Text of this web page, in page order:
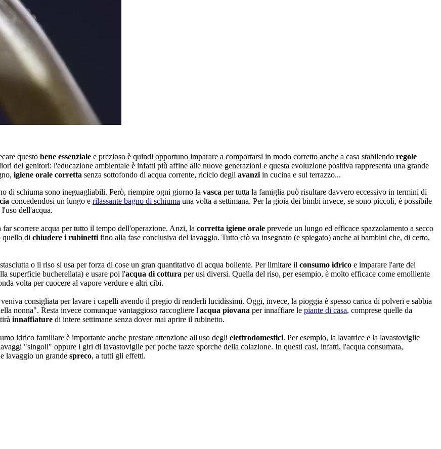
questo bene essenziale e prezioso è quindi opportuno imparare a comportarsi in modo corretto anche a casa stabilendo regole
dei genitori: l'educazione ambientale è infatti più affine alle nuove generazioni e questa evoluzione positiva rappresenta una grande
igiene orale corretta senza sottofondo di acqua corrente, riciclo degli avanzi in cucina e sul terrazzo...
di schiuma sono ineguagliabili. Però, riempire ogni giorno la vasca per tutta la famiglia può risultare davvero eccessivo in termini di
concedendosi un lungo e rilassante bagno di schiuma una volta a settimana. Per la gioia dei bimbi invece, se sono piccoli, è possibile
dell'acqua.
scorrere acqua per tutto il tempo dell'operazione. Anzi, la corretta igiene orale prevede un lungo ed efficace spazzolamento a secco
quello di chiudere i rubinetti fino alla fase conclusiva del lavaggio. Tutto ciò va insegnato (e spiegato) anche ai bambini che, di certo,
o il riso si usa per forza di cose un gran quantitativo di acqua bollente. Per limitare il consumo idrico e imparare l'arte del
superficie bucherellata) e usare poi l'acqua di cottura per usi diversi. Quella del riso, per esempio, è molto efficace come emolliente
volta per cuocere al vapore verdure e altri cibi.
consigliata per lavare i capelli avendo il pregio di renderli lucidissimi. Oggi, invece, la pioggia è spesso carica di polveri e sabbia
nonna". Resta invece comunque vantaggioso raccogliere l'acqua piovana per innaffiare le piante di casa, comprese quelle da
innaffiature di intere settimane senza dover mai aprire il rubinetto.
idrico familiare è importante anche prestare attenzione all'uso degli elettrodomestici. Per esempio, la lavatrice e la lavastoviglie
"singoli" oppure i giri di lavastoviglie per poche tazze sporche della colazione. In questi casi, infatti, l'acqua consumata,
lavaggio un grande spreco, a tutti gli effetti.